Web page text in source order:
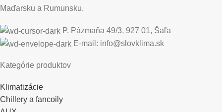
Maďarsku a Rumunsku.
P. Pázmaňa 49/3, 927 01, Šaľa
E-mail: info@slovklima.sk
Kategórie produktov
Klimatizácie
Chillery a fancoily